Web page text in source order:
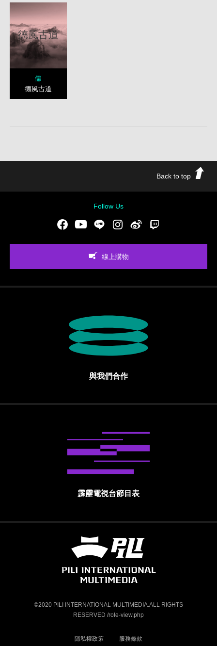
德風古道
儒
德風古道
Back to top
Follow Us
FacebookYoutubeLINE Instgram新浪微博
線上購物
與我們合作
霹靂電視台節目表
霹靂國際多媒體股份有限公司 PILI
©2020 PILI INTERNATIONAL MULTIMEDIA.ALL RIGHTS
RESERVED /role-view.php
隱私權政策 服務條款